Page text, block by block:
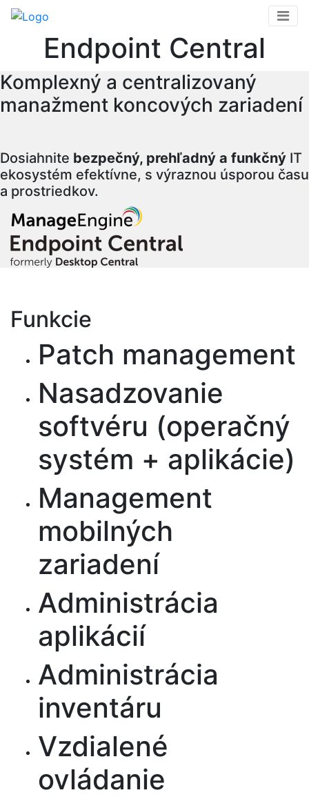
Skočiť
Endpoint Central
Komplexný a centralizovaný
manažment koncových zariadení
Dosiahnite bezpečný, prehľadný a funkčný IT
ekosystém efektívne, s výraznou úsporou času
a prostriedkov.
Funkcie
Patch management
Nasadzovanie
softvéru (operačný
systém + aplikácie)
Management
mobilných
zariadení
Administrácia
aplikácií
Administrácia
inventáru
Vzdialené
ovládanie